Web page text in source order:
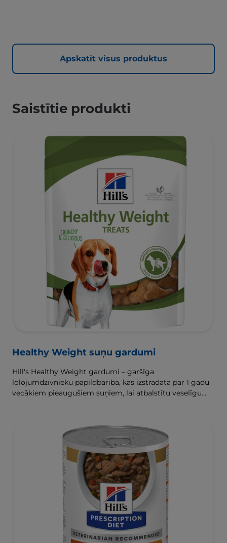
Apskatīt visus produktus
Saistītie produkti
Healthy Weight suņu gardumi
Hill's Healthy Weight gardumi – garšīga
lolojumdzīvnieku papildbarība, kas izstrādāta par 1 gadu
vecākiem pieaugušiem suņiem, lai atbalstītu veselīgu